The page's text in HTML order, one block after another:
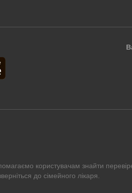
користувачам знайти
до сімейного лікаря.